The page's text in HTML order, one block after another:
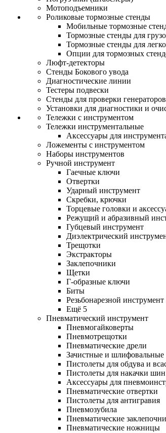
Мотоподъемники
Роликовые тормозные стенды
Мобильные тормозные
Тормозные стенды для
Тормозные стенды для
Опции для тормозных
Люфт-детекторы
Стенды Бокового увода
Диагностические линии
Тестеры подвески
Стенды для проверки
Установки для диагностики и
Тележки с инструментом
Тележки инструментальные
Аксессуары для
Ложементы с инструментом
Наборы инструментов
Ручной инструмент
Гаечные ключи
Отвертки
Ударный инструмент
Скребки, крючки
Торцевые головки и
Режущий и абразивный
Губцевый инструмент
Диэлектрический
Трещотки
Экстракторы
Заклепочники
Щетки
Г-образные ключи
Биты
Резьбонарезной инструмент
Ещё 5
Пневматический инструмент
Пневмогайковерты
Пневмотрещотки
Пневматические дрели
Зачистные и
Пистолеты для обдува и
Пистолеты для накачки шин
Аксессуары для
Пневматические отвертки
Пистолеты для антигравия
Пневмозубила
Пневматические
Пневматические ножницы